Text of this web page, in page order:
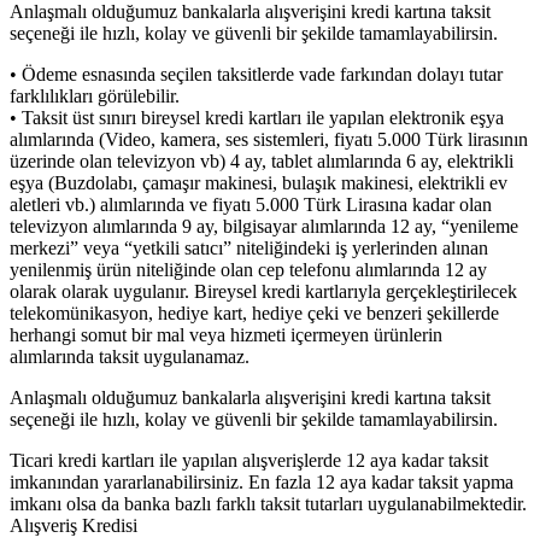
Anlaşmalı olduğumuz bankalarla alışverişini kredi kartına taksit
seçeneği ile hızlı, kolay ve güvenli bir şekilde tamamlayabilirsin.
• Ödeme esnasında seçilen taksitlerde vade farkından dolayı tutar
farklılıkları görülebilir.
• Taksit üst sınırı bireysel kredi kartları ile yapılan elektronik eşya
alımlarında (Video, kamera, ses sistemleri, fiyatı 5.000 Türk lirasının
üzerinde olan televizyon vb) 4 ay, tablet alımlarında 6 ay, elektrikli
eşya (Buzdolabı, çamaşır makinesi, bulaşık makinesi, elektrikli ev
aletleri vb.) alımlarında ve fiyatı 5.000 Türk Lirasına kadar olan
televizyon alımlarında 9 ay, bilgisayar alımlarında 12 ay, “yenileme
merkezi” veya “yetkili satıcı” niteliğindeki iş yerlerinden alınan
yenilenmiş ürün niteliğinde olan cep telefonu alımlarında 12 ay
olarak olarak uygulanır. Bireysel kredi kartlarıyla gerçekleştirilecek
telekomünikasyon, hediye kart, hediye çeki ve benzeri şekillerde
herhangi somut bir mal veya hizmeti içermeyen ürünlerin
alımlarında taksit uygulanamaz.
Anlaşmalı olduğumuz bankalarla alışverişini kredi kartına taksit
seçeneği ile hızlı, kolay ve güvenli bir şekilde tamamlayabilirsin.
Ticari kredi kartları ile yapılan alışverişlerde 12 aya kadar taksit
imkanından yararlanabilirsiniz. En fazla 12 aya kadar taksit yapma
imkanı olsa da banka bazlı farklı taksit tutarları uygulanabilmektedir.
Alışveriş Kredisi